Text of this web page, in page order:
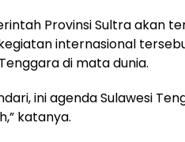
Provinsi Sultra akan
internasional
di mata dunia.
ini agenda Sulawesi
katanya.